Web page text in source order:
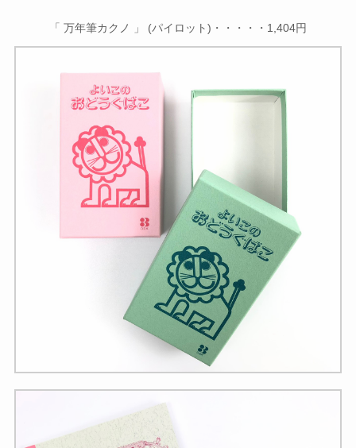
「 万年筆カクノ 」 (パイロット)・・・・・1,404円